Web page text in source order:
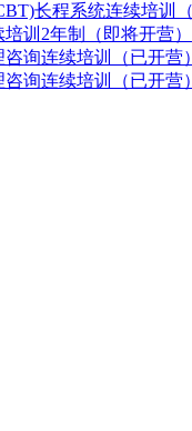
长程系统连续培训
训2年制（即将开营）
询连续培训（已开营）
询连续培训（已开营）